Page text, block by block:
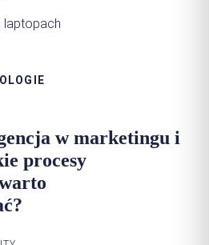
w marketingu i
procesy